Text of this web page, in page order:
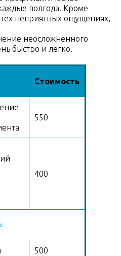
полгода. Кроме
тех неприятных ощущениях,
неосложненного
быстро и легко.
Стоимость
550
400
500